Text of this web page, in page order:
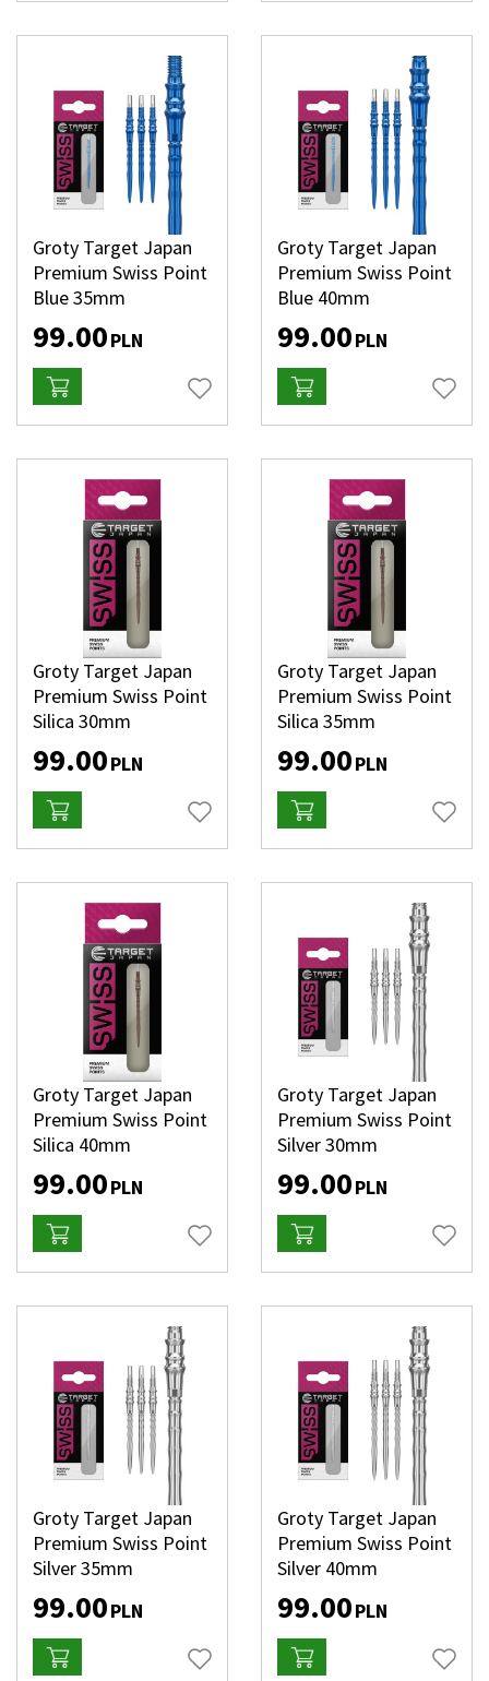
Groty Target Japan
Premium Swiss Point
Blue 35mm
99.00PLN
Groty Target Japan
Premium Swiss Point
Blue 40mm
99.00PLN
Groty Target Japan
Premium Swiss Point
Silica 30mm
99.00PLN
Groty Target Japan
Premium Swiss Point
Silica 35mm
99.00PLN
Groty Target Japan
Premium Swiss Point
Silica 40mm
99.00PLN
Groty Target Japan
Premium Swiss Point
Silver 30mm
99.00PLN
Groty Target Japan
Premium Swiss Point
Silver 35mm
99.00PLN
Groty Target Japan
Premium Swiss Point
Silver 40mm
99.00PLN